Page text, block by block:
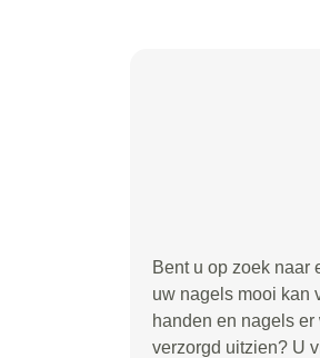
Bent u op zoek naar
uw nagels mooi kan
handen en nagels
verzorgd uitzien? U